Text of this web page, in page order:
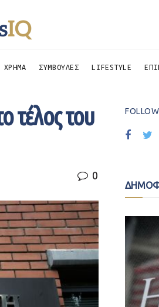
ΧΡΗΜΑ ΣΥΜΒΟΥΛΕΣ LIFESTYLE
τέλος του
0